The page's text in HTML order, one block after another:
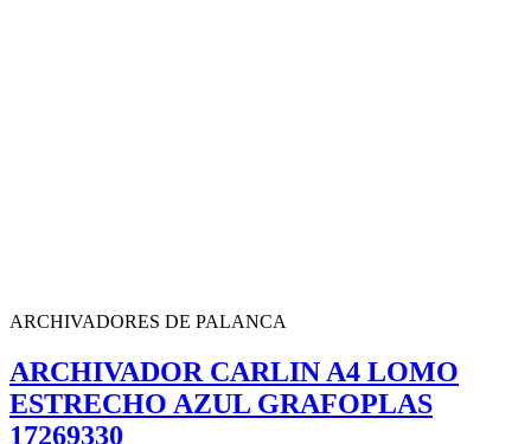
ARCHIVADORES DE PALANCA
ARCHIVADOR CARLIN A4 LOMO
ESTRECHO AZUL GRAFOPLAS
17269330